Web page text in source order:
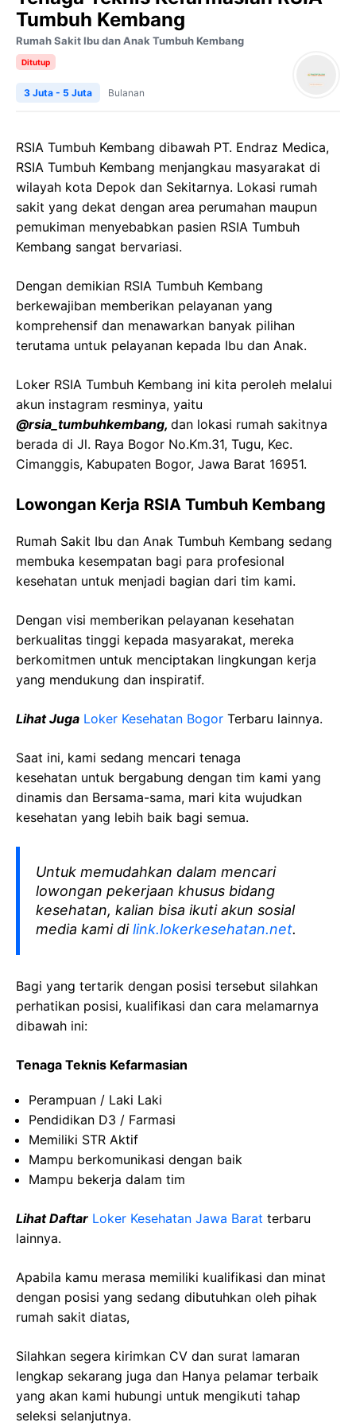
Tumbuh Kembang
Rumah Sakit Ibu dan Anak Tumbuh Kembang
Ditutup
3 Juta - 5 Juta Bulanan
RSIA Tumbuh Kembang dibawah PT. Endraz Medica,
RSIA Tumbuh Kembang menjangkau masyarakat di
wilayah kota Depok dan Sekitarnya. Lokasi rumah
sakit yang dekat dengan area perumahan maupun
pemukiman menyebabkan pasien RSIA Tumbuh
Kembang sangat bervariasi.
Dengan demikian RSIA Tumbuh Kembang
berkewajiban memberikan pelayanan yang
komprehensif dan menawarkan banyak pilihan
terutama untuk pelayanan kepada Ibu dan Anak.
Loker RSIA Tumbuh Kembang ini kita peroleh melalui
akun instagram resminya, yaitu
@rsia_tumbuhkembang, dan lokasi rumah sakitnya
berada di Jl. Raya Bogor No.Km.31, Tugu, Kec.
Cimanggis, Kabupaten Bogor, Jawa Barat 16951.
Lowongan Kerja RSIA Tumbuh Kembang
Rumah Sakit Ibu dan Anak Tumbuh Kembang sedang
membuka kesempatan bagi para profesional
kesehatan untuk menjadi bagian dari tim kami.
Dengan visi memberikan pelayanan kesehatan
berkualitas tinggi kepada masyarakat, mereka
berkomitmen untuk menciptakan lingkungan kerja
yang mendukung dan inspiratif.
Lihat Juga Loker Kesehatan Bogor Terbaru lainnya.
Saat ini, kami sedang mencari tenaga
kesehatan untuk bergabung dengan tim kami yang
dinamis dan Bersama-sama, mari kita wujudkan
kesehatan yang lebih baik bagi semua.
Untuk memudahkan dalam mencari
lowongan pekerjaan khusus bidang
kesehatan, kalian bisa ikuti akun sosial
media kami dilink.lokerkesehatan.net.
Bagi yang tertarik dengan posisi tersebut silahkan
perhatikan posisi, kualifikasi dan cara melamarnya
dibawah ini:
Tenaga Teknis Kefarmasian
Perampuan / Laki Laki
Pendidikan D3 / Farmasi
Memiliki STR Aktif
Mampu berkomunikasi dengan baik
Mampu bekerja dalam tim
Lihat Daftar Loker Kesehatan Jawa Barat terbaru
lainnya.
Apabila kamu merasa memiliki kualifikasi dan minat
dengan posisi yang sedang dibutuhkan oleh pihak
rumah sakit diatas,
Silahkan segera kirimkan CV dan surat lamaran
lengkap sekarang juga dan Hanya pelamar terbaik
yang akan kami hubungi untuk mengikuti tahap
seleksi selanjutnya.